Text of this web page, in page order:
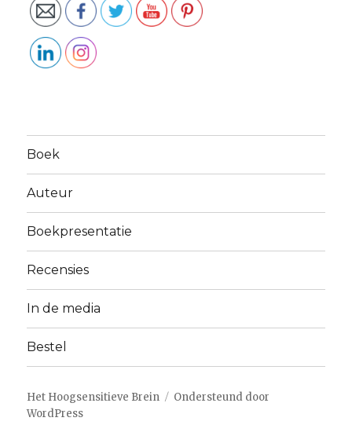
Boek
Auteur
Boekpresentatie
Recensies
In de media
Bestel
Het Hoogsensitieve Brein
Ondersteund door
WordPress